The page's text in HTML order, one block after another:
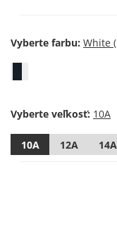
Vyberte farbu:
Vyberte veľkosť:
10A 12A 14A